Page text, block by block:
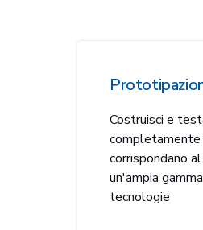
Costruisci e
completamente
corrispondano
un'ampia
tecnologie